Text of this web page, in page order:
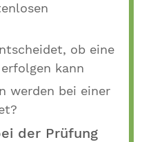
ob eine
kann
werden bei einer
der Prüfung